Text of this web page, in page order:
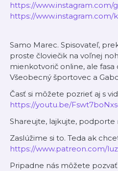
https://www.instagram.com/
https://www.instagram.com/
Samo Marec. Spisovateľ,
proste človiečik na voľnej
mienkotvorič online, ale fasa
Všeobecný športovec a
Časť si môžete pozrieť aj s
https://youtu.be/
Shareujte, lajkujte, podporte
Zaslúžime si to. Teda ak
https://www.patreon.com/
Pripadne nás môžete